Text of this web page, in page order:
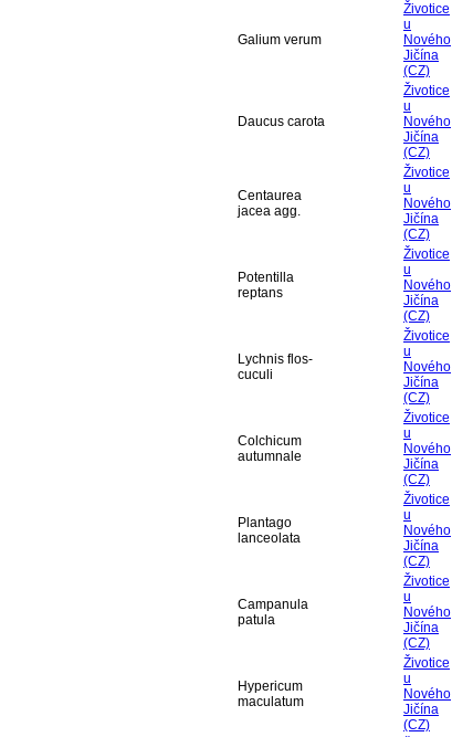
Galium verum
Životice
u
Nového
Jičína
(CZ)
Daucus carota
Životice
u
Nového
Jičína
(CZ)
Centaurea
jacea agg.
Životice
u
Nového
Jičína
(CZ)
Potentilla
reptans
Životice
u
Nového
Jičína
(CZ)
Lychnis flos-
cuculi
Životice
u
Nového
Jičína
(CZ)
Colchicum
autumnale
Životice
u
Nového
Jičína
(CZ)
Plantago
lanceolata
Životice
u
Nového
Jičína
(CZ)
Campanula
patula
Životice
u
Nového
Jičína
(CZ)
Hypericum
maculatum
Životice
u
Nového
Jičína
(CZ)